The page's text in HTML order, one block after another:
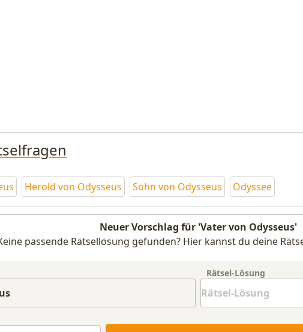
Herold von Odysseus Sohn von Odysseus Odyssee
Neuer Vorschlag für 'Vater von Odysseus'
passende Rätsellösung gefunden? Hier kannst du deine
Rätsel-Lösung